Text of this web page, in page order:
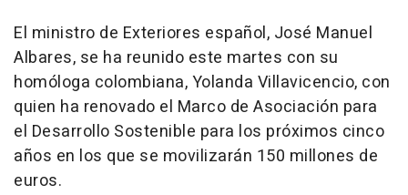
El ministro de Exteriores español, José Manuel
Albares, se ha reunido este martes con su
homóloga colombiana, Yolanda Villavicencio, con
quien ha renovado el Marco de Asociación para
el Desarrollo Sostenible para los próximos cinco
años en los que se movilizarán 150 millones de
euros.